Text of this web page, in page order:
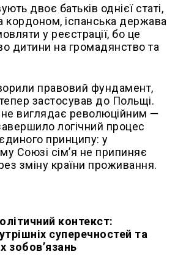
двоє батьків однієї статі,
кордоном, іспанська держава
у реєстрації, бо це
дитини на громадянство та
правовий фундамент,
застосував до Польщі.
виглядає революційним —
логічний процес
принципу: у
Союзі сім’я не припиняє
зміну країни проживання.
контекст:
суперечностей та
зобов’язань